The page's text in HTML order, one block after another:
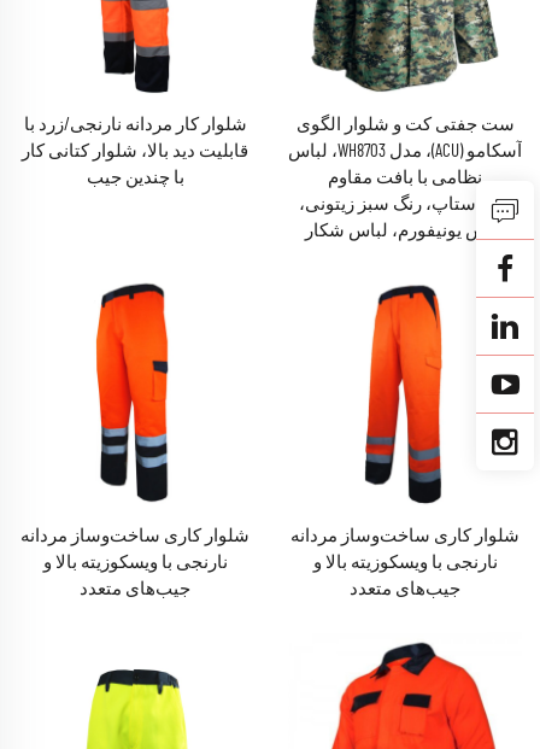
ست جفتی کت و شلوار الگوی
آسکامو (ACU)، مدل WH8703، لباس
نظامی با بافت مقاوم
ریب‌استاپ، رنگ سبز زیتونی،
لباس یونیفورم، لباس شکار
شلوار کار مردانه نارنجی/زرد با
قابلیت دید بالا، شلوار کتانی کار
با چندین جیب
شلوار کاری ساخت‌وساز مردانه
نارنجی با ویسکوزیته بالا و
جیب‌های متعدد
شلوار کاری ساخت‌وساز مردانه
نارنجی با ویسکوزیته بالا و
جیب‌های متعدد